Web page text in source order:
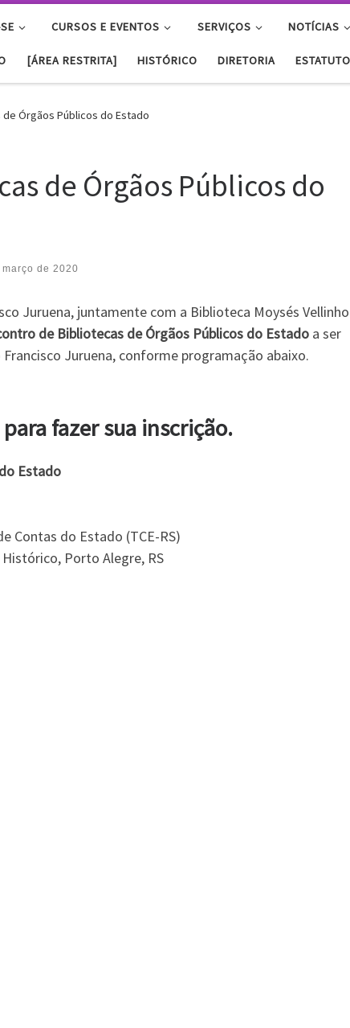
CURSOS E EVENTOS SERVIÇOS NOTÍCIAS
[ÁREA RESTRITA] HISTÓRICO DIRETORIA ESTATUTO
Órgãos Públicos do Estado
de Órgãos Públicos do
de 2020
Juruena, juntamente com a Biblioteca Moysés
de Bibliotecas de Órgãos Públicos do Estado a ser
Juruena, conforme programação abaixo.
para fazer sua inscrição.
Estado
Contas do Estado (TCE-RS)
Porto Alegre, RS